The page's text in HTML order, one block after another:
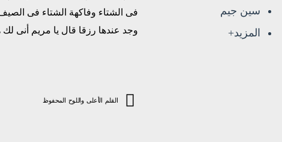
سين جيم
المزيد+
فى الشتاء وفاكهة الشتاء فى
وجد عندها رزقا قال يا مريم أنى لك
القلم الأعلى واللوح المحفوظ